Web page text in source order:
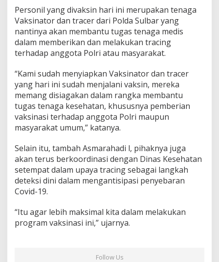
1
9
Personil yang divaksin hari ini merupakan tenaga
Vaksinator dan tracer dari Polda Sulbar yang
nantinya akan membantu tugas tenaga medis
dalam memberikan dan melakukan tracing
terhadap anggota Polri atau masyarakat.
“Kami sudah menyiapkan Vaksinator dan tracer
yang hari ini sudah menjalani vaksin, mereka
memang disiagakan dalam rangka membantu
tugas tenaga kesehatan, khususnya pemberian
vaksinasi terhadap anggota Polri maupun
masyarakat umum,” katanya.
Selain itu, tambah Asmarahadi l, pihaknya juga
akan terus berkoordinasi dengan Dinas Kesehatan
setempat dalam upaya tracing sebagai langkah
deteksi dini dalam mengantisipasi penyebaran
Covid-19.
“Itu agar lebih maksimal kita dalam melakukan
program vaksinasi ini,” ujarnya.
Follow Us